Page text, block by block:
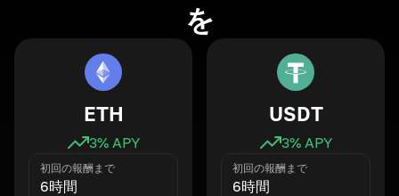
を
ETH
3% APY
初回の報酬まで
6時間
USDT
3% APY
初回の報酬まで
6時間